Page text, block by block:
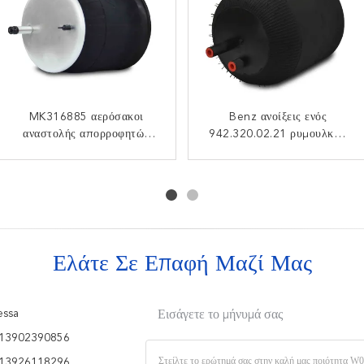
MK316885 αερόσακοι
αναστολής απορροφητών
Benz ανοίξεις ενός
942.320.02.21 ρυμουλκών
Ανοίξεις αέρα ρυμουλκών
Contitech 4183NP23
6705NP01 Firestone
βιομηχανικοί αερόσακοι
Ελάτε Σε Επαφή Μαζί Μας
Εισάγετε το μήνυμά σας